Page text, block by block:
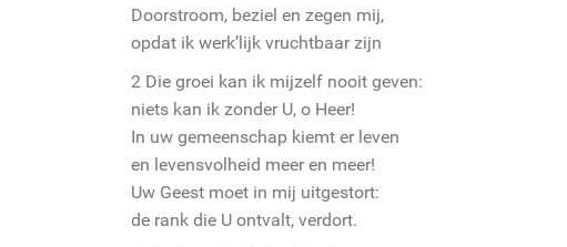
Doorstroom, beziel en zegen mij,
opdat ik werk’lijk vruchtbaar zijn
2 Die groei kan ik mijzelf nooit geven:
niets kan ik zonder U, o Heer!
In uw gemeenschap kiemt er leven
en levensvolheid meer en meer!
Uw Geest moet in mij uitgestort:
de rank die U ontvalt, verdort.